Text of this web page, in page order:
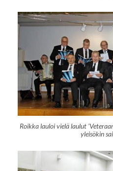
Roikka lauloi vielä laulut
yleisökin